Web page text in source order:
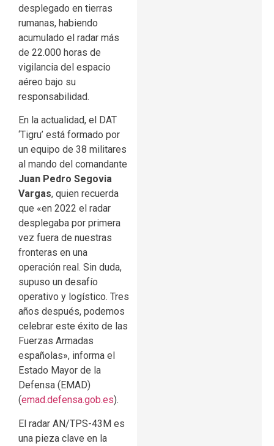
desplegado en tierras
rumanas, habiendo
acumulado el radar más
de 22.000 horas de
vigilancia del espacio
aéreo bajo su
responsabilidad.
En la actualidad, el DAT
‘Tigru’ está formado por
un equipo de 38 militares
al mando del comandante
Juan Pedro Segovia
Vargas, quien recuerda
que «en 2022 el radar
desplegaba por primera
vez fuera de nuestras
fronteras en una
operación real. Sin duda,
supuso un desafío
operativo y logístico. Tres
años después, podemos
celebrar este éxito de las
Fuerzas Armadas
españolas», informa el
Estado Mayor de la
Defensa (EMAD)
(emad.defensa.gob.es).
El radar AN/TPS-43M es
una pieza clave en la